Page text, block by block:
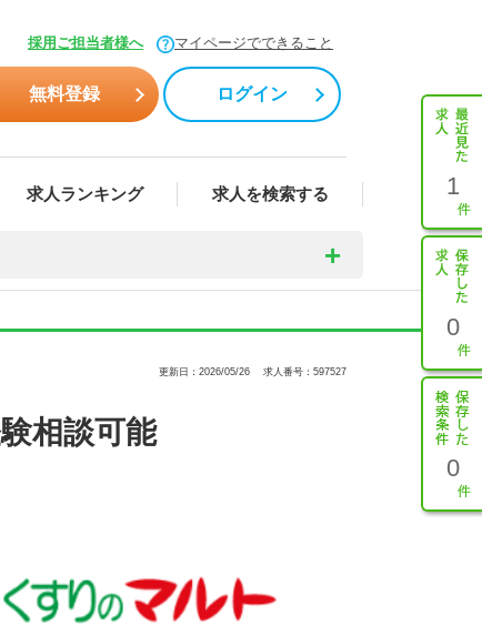
採用ご担当者様へ マイページでできること
無料登録 ログイン
求人ランキング 求人を検索する 1
0
0
更新日：2026/05/26 求人番号：597527
相談可能